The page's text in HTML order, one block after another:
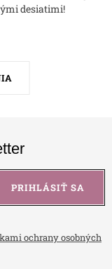
desiatimi!
ochrany osobných
PRIHLÁSIŤ SA